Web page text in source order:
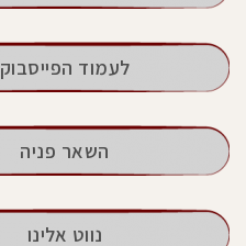
לעמוד הפייסבוק
השאר פניה
נווט אלינו